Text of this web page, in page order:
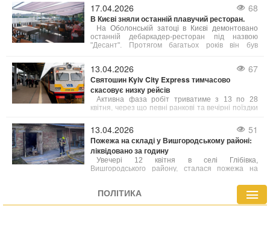
Несприятлива подія трапилася в атолі Вааву на
глибині приблизно 50 метрів.
17.04.2026 68
В Києві зняли останній плавучий ресторан.
На Оболонській затоці в Києві демонтовано
останній дебаркадер-ресторан під назвою
"Десант". Протягом багатьох років він був
рамках створення парку на вулиці Прирічній, де
планують спорудити декоративний пішохідний
міст через гирло підземного водовідвідного
каналу.
13.04.2026 67
Святошин Kyiv City Express тимчасово
скасовує низку рейсів
Активна фаза робіт триватиме з 13 по 28
квітня, через що певні ранкові та вечірні поїздки
13.04.2026 51
Пожежа на складі у Вишгородському районі:
ліквідовано за годину
Увечері 12 квітня в селі Глібівка,
Вишгородського району, сталася пожежа на
Лугове. Займання охопило покрівлю будівлі та
плівку, що зберігалася всередині.
ПОЛІТИКА